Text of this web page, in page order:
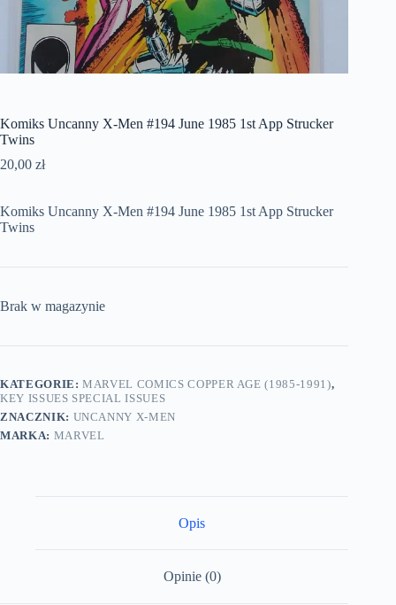
Komiks Uncanny X-Men #194 June 1985 1st App Strucker
Twins
20,00 zł
Komiks Uncanny X-Men #194 June 1985 1st App Strucker
Twins
Brak w magazynie
KATEGORIE:MARVEL COMICS COPPER AGE (1985-1991),
KEY ISSUES SPECIAL ISSUES
ZNACZNIK: UNCANNY X-MEN
MARKA: MARVEL
Opis
Opinie (0)